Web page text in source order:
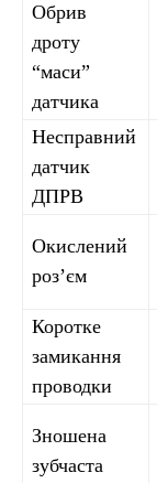
Обрив
дроту
“маси”
датчика
Несправний
датчик
ДПРВ
Окислений
роз’єм
Коротке
замикання
проводки
Зношена
зубчаста